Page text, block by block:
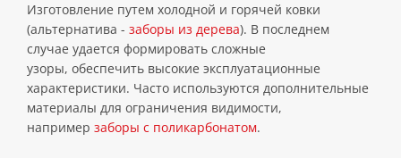
Изготовление путем холодной и горячей ковки
(альтернатива - заборы из дерева). В последнем
случае удается формировать сложные
узоры, обеспечить высокие эксплуатационные
характеристики. Часто используются дополнительные
материалы для ограничения видимости,
например заборы с поликарбонатом.